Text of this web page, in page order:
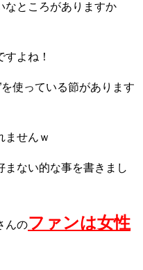
なところがありますか
よね！
使っている節があります
ませんｗ
まない的な事を書きまし
んのファンは女性